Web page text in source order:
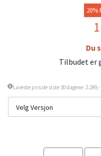
20%
Du
Tilbudet er
Laveste pris de siste 30 dagene: 2.249,-
Velg Versjon